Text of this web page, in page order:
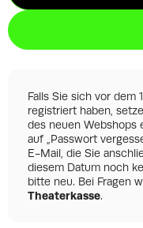
Falls Sie sich vor dem
registriert haben,
des neuen Webshops
auf „Passwort
E-Mail, die Sie
diesem Datum noch
bitte neu. Bei Fragen
Theaterkasse.